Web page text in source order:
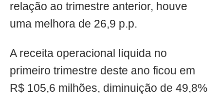
relação ao trimestre anterior, houve
uma melhora de 26,9 p.p.
A receita operacional líquida no
primeiro trimestre deste ano ficou em
R$ 105,6 milhões, diminuição de 49,8%